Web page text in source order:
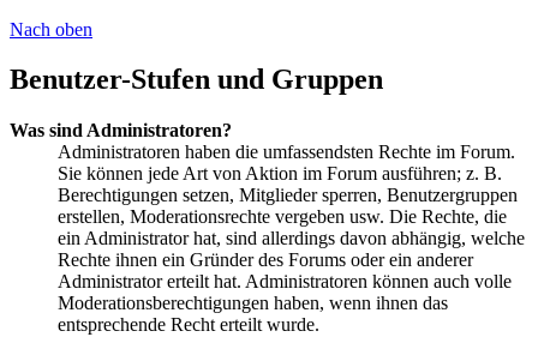
Nach oben
Benutzer-Stufen und Gruppen
Was sind Administratoren?
Administratoren haben die umfassendsten Rechte im Forum.
Sie können jede Art von Aktion im Forum ausführen; z. B.
Berechtigungen setzen, Mitglieder sperren, Benutzergruppen
erstellen, Moderationsrechte vergeben usw. Die Rechte, die
ein Administrator hat, sind allerdings davon abhängig, welche
Rechte ihnen ein Gründer des Forums oder ein anderer
Administrator erteilt hat. Administratoren können auch volle
Moderationsberechtigungen haben, wenn ihnen das
entsprechende Recht erteilt wurde.